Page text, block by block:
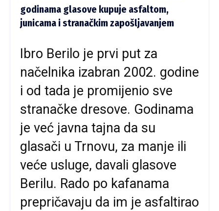
godinama glasove kupuje asfaltom,
junicama i stranačkim zapošljavanjem
Ibro Berilo je prvi put za
načelnika izabran 2002. godine
i od tada je promijenio sve
stranačke dresove. Godinama
je već javna tajna da su
glasači u Trnovu, za manje ili
veće usluge, davali glasove
Berilu. Rado po kafanama
prepričavaju da im je asfaltirao